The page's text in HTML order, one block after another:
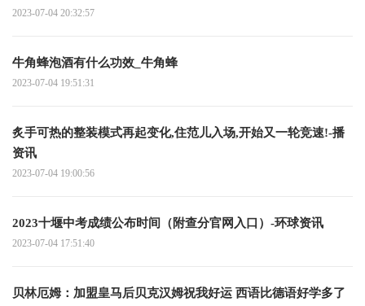
2023-07-04 20:32:57
牛角蜂泡酒有什么功效_牛角蜂
2023-07-04 19:51:31
炙手可热的整装模式再起变化,住范儿入场,开始又一轮竞速!-播
资讯
2023-07-04 19:00:56
2023十堰中考成绩公布时间（附查分官网入口）-环球资讯
2023-07-04 17:51:40
贝林厄姆：加盟皇马后贝克汉姆祝我好运 西语比德语好学多了